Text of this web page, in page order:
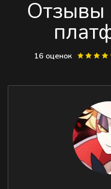
Отзывы
16 оценок